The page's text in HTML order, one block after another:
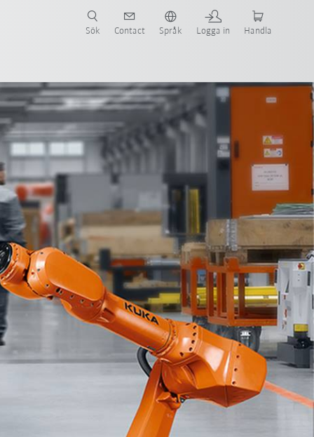
Sök Contact Språk Logga in Handla